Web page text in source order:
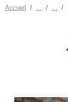
Accueil